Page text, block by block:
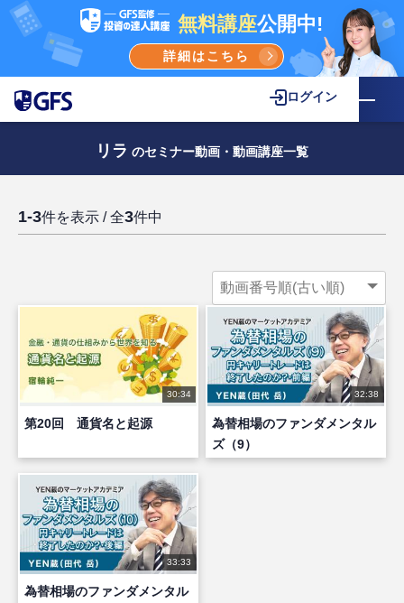
無料講座公開中!
詳細はこちら
ログイン
リラ のセミナー動画・動画講座一覧
1-3件を表示 / 全3件中
30:34
第20回 通貨名と起源
32:38
為替相場のファンダメンタル
ズ（9）
33:33
為替相場のファンダメンタル